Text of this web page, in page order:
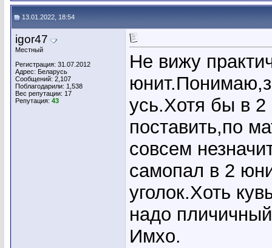
13.01.2022, 18:54
igor47
Местный
Регистрация: 31.07.2012
Адрес: Беларусь
Сообщений: 2,107
Поблагодарили: 1,538
Вес репутации: 17
Репутация: 43
Не вижу
усь.Хотя бы в 2
поставить,по
совсем
самопал в 2
уголок.Хоть
надо
Имхо.